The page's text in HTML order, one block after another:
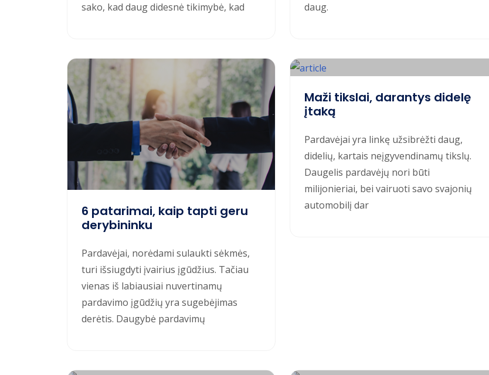
sako, kad daug didesnė tikimybė, kad
daug.
6 patarimai, kaip tapti geru
derybininku
Pardavėjai, norėdami sulaukti sėkmės,
turi išsiugdyti įvairius įgūdžius. Tačiau
vienas iš labiausiai nuvertinamų
pardavimo įgūdžių yra sugebėjimas
derėtis. Daugybė pardavimų
Maži tikslai, darantys didelę
įtaką
Pardavėjai yra linkę užsibrėžti daug,
didelių, kartais neįgyvendinamų tikslų.
Daugelis pardavėjų nori būti
milijonieriai, bei vairuoti savo svajonių
automobilį dar